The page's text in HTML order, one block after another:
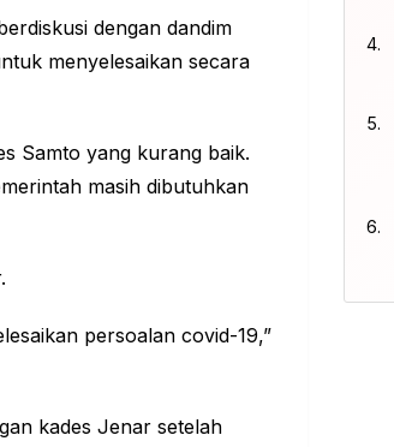
dengan dandim
menyelesaikan secara
Samto yang kurang baik.
masih dibutuhkan
persoalan covid-19,”
kades Jenar setelah